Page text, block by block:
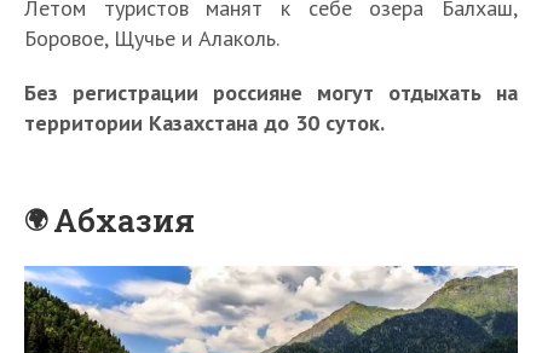
Летом туристов манят к себе озера Балхаш,
Боровое, Щучье и Алаколь.
Без регистрации россияне могут отдыхать на
территории Казахстана до 30 суток.
Абхазия